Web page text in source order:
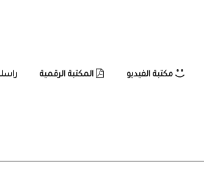
مكتبة الفيديو المكتبة الرقمية